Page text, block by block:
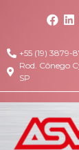
+55 (19) 3879-
Rod. Cônego
SP